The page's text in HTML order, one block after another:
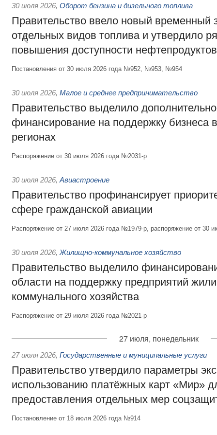
30 июля 2026, Оборот бензина и дизельного топлива
Правительство ввело новый временный
отдельных видов топлива и утвердило
повышения доступности нефтепродуктов
Постановления от 30 июля 2026 года №952, №953, №954
30 июля 2026, Малое и среднее предпринимательство
Правительство выделило
финансирование на поддержку бизнеса
регионах
Распоряжение от 30 июля 2026 года №2031-р
30 июля 2026, Авиастроение
Правительство профинансирует
сфере гражданской авиации
Распоряжение от 27 июля 2026 года №1979-р, распоряжение от 30
30 июля 2026, Жилищно-коммунальное хозяйство
Правительство выделило
области на поддержку предприятий
коммунального хозяйства
Распоряжение от 29 июля 2026 года №2021-р
27 июля, понедельник
27 июля 2026, Государственные и муниципальные услуги
Правительство утвердило параметры
использованию платёжных карт «Мир»
предоставления отдельных мер
Постановление от 18 июля 2026 года №914